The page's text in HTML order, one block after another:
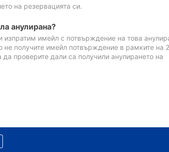
на резервацията си.
анулирана?
изпратим имейл с потвърждение на това
получите имейл потвърждение в рамките на
проверите дали са получили анулирането на